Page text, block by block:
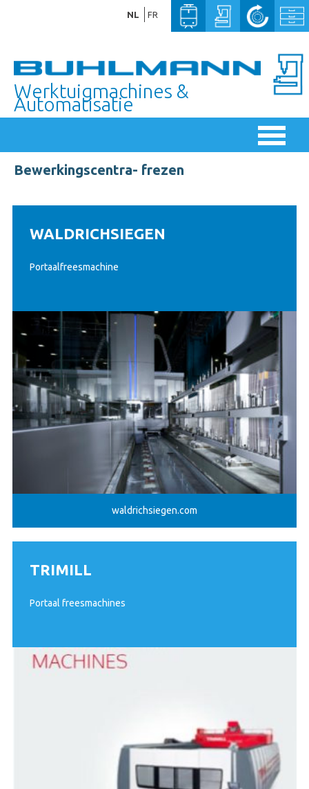
Werktuigmachines &
Automatisatie
NL FR
Bewerkingscentra- frezen
WALDRICHSIEGEN
Portaalfreesmachine
waldrichsiegen.com
TRIMILL
Portaal freesmachines